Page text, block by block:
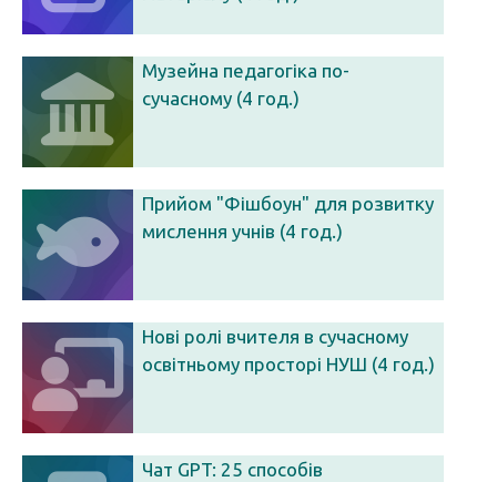
Музейна педагогіка по-
сучасному (4 год.)
Прийом "Фішбоун" для розвитку
мислення учнів (4 год.)
Нові ролі вчителя в сучасному
освітньому просторі НУШ (4 год.)
Чат GPT: 25 способів